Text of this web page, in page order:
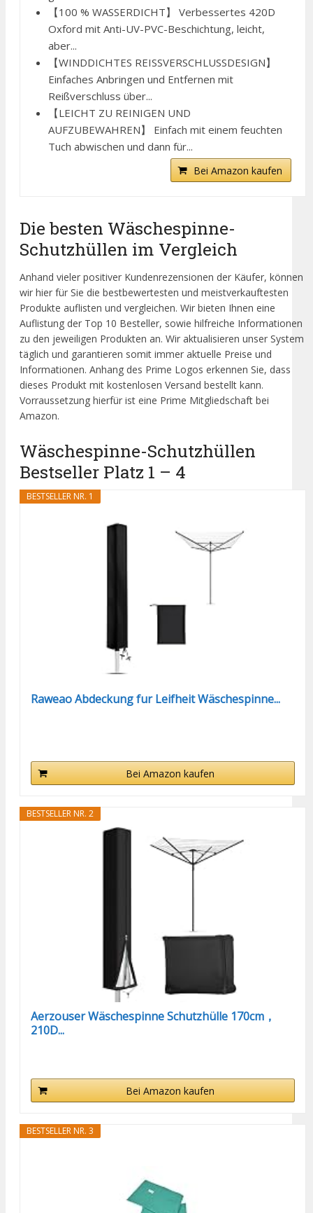
【100 % WASSERDICHT】 Verbessertes 420D
Oxford mit Anti-UV-PVC-Beschichtung, leicht,
aber...
【WINDDICHTES REISSVERSCHLUSSDESIGN】
Einfaches Anbringen und Entfernen mit
Reißverschluss über...
【LEICHT ZU REINIGEN UND
AUFZUBEWAHREN】 Einfach mit einem feuchten
Tuch abwischen und dann für...
Bei Amazon kaufen
Die besten Wäschespinne-
Schutzhüllen im Vergleich
Anhand vieler positiver Kundenrezensionen der Käufer, können
wir hier für Sie die bestbewertesten und meistverkauftesten
Produkte auflisten und vergleichen. Wir bieten Ihnen eine
Auflistung der Top 10 Besteller, sowie hilfreiche Informationen
zu den jeweiligen Produkten an. Wir aktualisieren unser System
täglich und garantieren somit immer aktuelle Preise und
Informationen. Anhang des Prime Logos erkennen Sie, dass
dieses Produkt mit kostenlosen Versand bestellt kann.
Vorraussetzung hierfür ist eine Prime Mitgliedschaft bei
Amazon.
Wäschespinne-Schutzhüllen
Bestseller Platz 1 – 4
BESTSELLER NR. 1
Raweao Abdeckung fur Leifheit Wäschespinne...
Bei Amazon kaufen
BESTSELLER NR. 2
Aerzouser Wäschespinne Schutzhülle 170cm，
210D...
Bei Amazon kaufen
BESTSELLER NR. 3